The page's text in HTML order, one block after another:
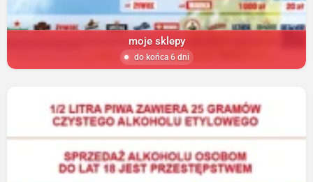
moje sklepy
do końca 6 dni